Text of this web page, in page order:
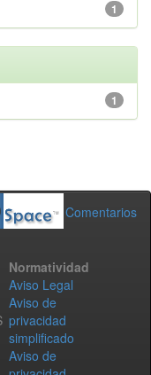
1
1
Comentarios
Normatividad
Aviso Legal
Aviso de
privacidad
simplificado
Aviso de